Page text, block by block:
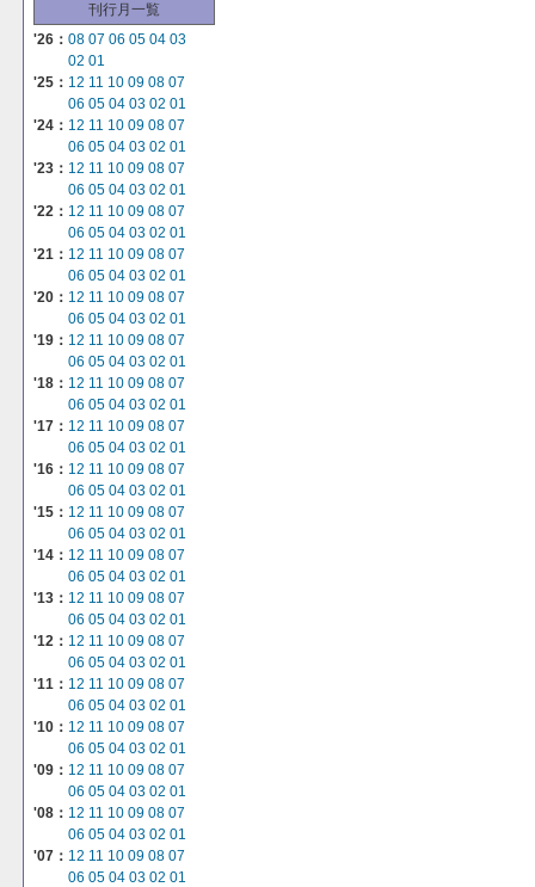
刊行月一覧
'26： 08 07 06 05 04 03
02 01
'25： 12 11 10 09 08 07
06 05 04 03 02 01
'24： 12 11 10 09 08 07
06 05 04 03 02 01
'23： 12 11 10 09 08 07
06 05 04 03 02 01
'22： 12 11 10 09 08 07
06 05 04 03 02 01
'21： 12 11 10 09 08 07
06 05 04 03 02 01
'20： 12 11 10 09 08 07
06 05 04 03 02 01
'19： 12 11 10 09 08 07
06 05 04 03 02 01
'18： 12 11 10 09 08 07
06 05 04 03 02 01
'17： 12 11 10 09 08 07
06 05 04 03 02 01
'16： 12 11 10 09 08 07
06 05 04 03 02 01
'15： 12 11 10 09 08 07
06 05 04 03 02 01
'14： 12 11 10 09 08 07
06 05 04 03 02 01
'13： 12 11 10 09 08 07
06 05 04 03 02 01
'12： 12 11 10 09 08 07
06 05 04 03 02 01
'11： 12 11 10 09 08 07
06 05 04 03 02 01
'10： 12 11 10 09 08 07
06 05 04 03 02 01
'09： 12 11 10 09 08 07
06 05 04 03 02 01
'08： 12 11 10 09 08 07
06 05 04 03 02 01
'07： 12 11 10 09 08 07
06 05 04 03 02 01